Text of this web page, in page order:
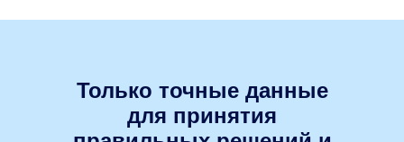
Только точные данные
для принятия